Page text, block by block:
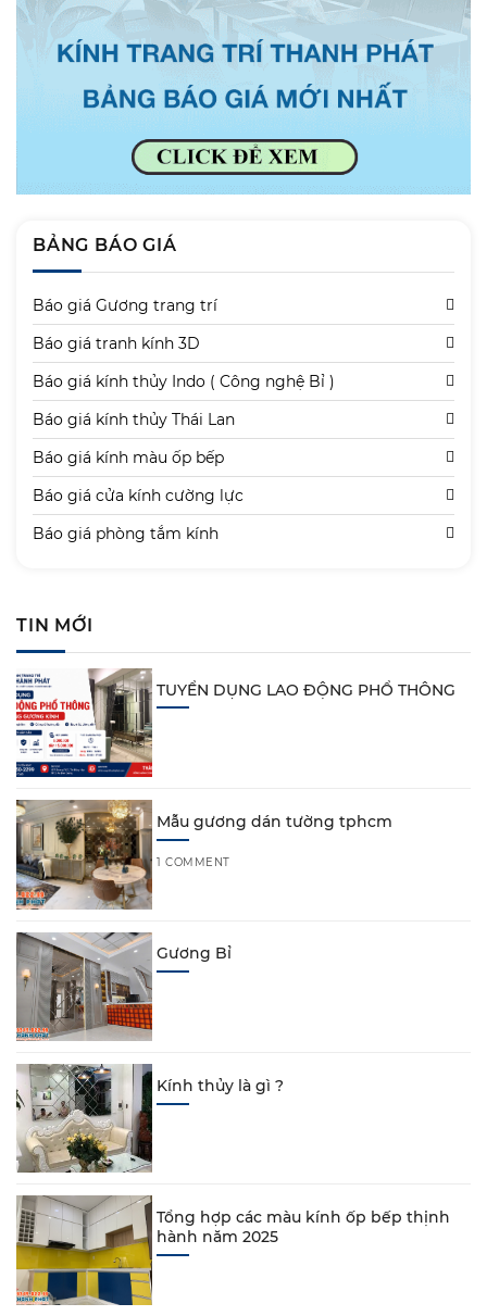
BẢNG BÁO GIÁ
Báo giá Gương trang trí
Báo giá tranh kính 3D
Báo giá kính thủy Indo ( Công nghệ Bỉ )
Báo giá kính thủy Thái Lan
Báo giá kính màu ốp bếp
Báo giá cửa kính cường lực
Báo giá phòng tắm kính
TIN MỚI
TUYỂN DỤNG LAO ĐỘNG PHỔ THÔNG
Mẫu gương dán tường tphcm
1 COMMENT
Gương Bỉ
Kính thủy là gì ?
Tổng hợp các màu kính ốp bếp thịnh
hành năm 2025